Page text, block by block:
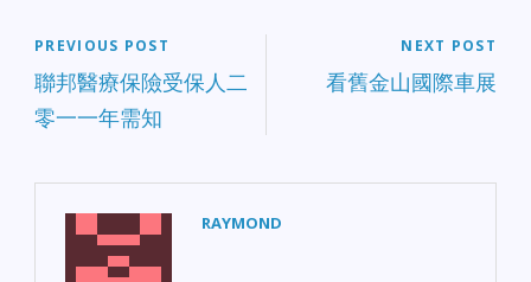
PREVIOUS POST
聯邦醫療保險受保人二
零一一年需知
NEXT POST
看舊金山國際車展
RAYMOND